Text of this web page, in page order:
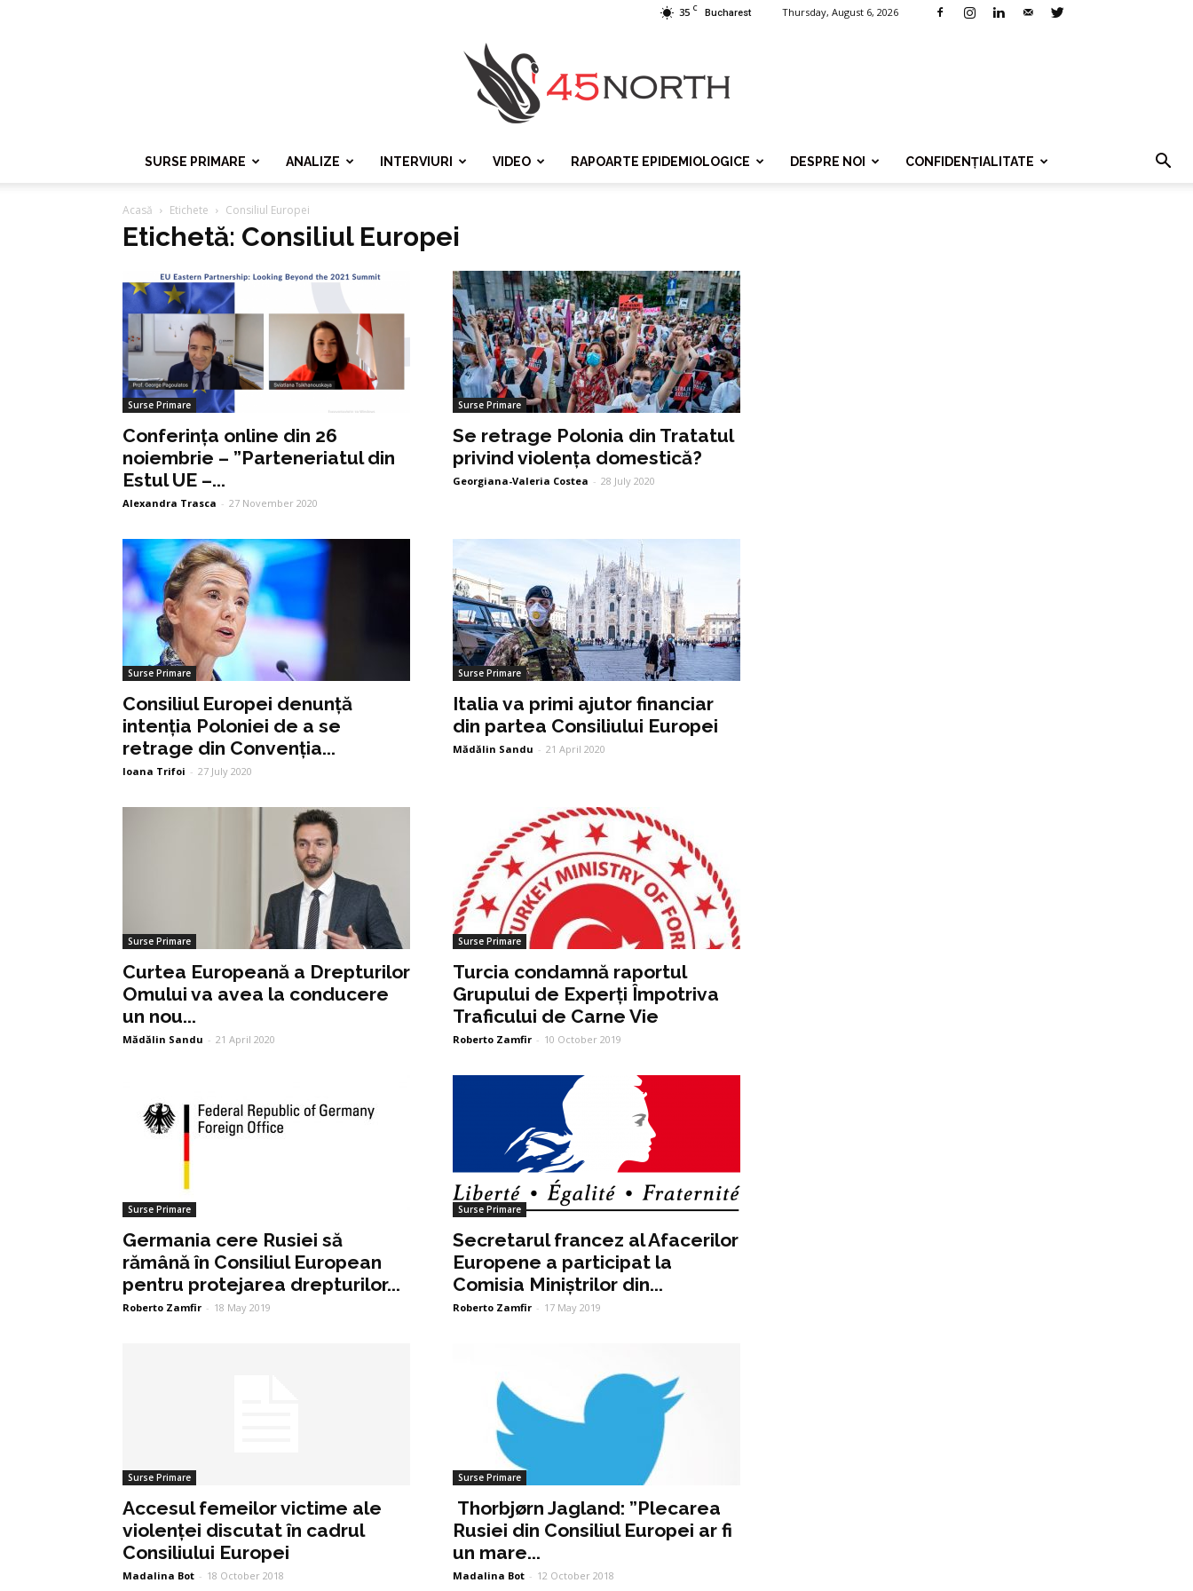
35 C Bucharest Thursday, August 6, 2026
SURSE PRIMARE ANALIZE INTERVIURI VIDEO RAPOARTE EPIDEMIOLOGICE DESPRE NOI CONFIDENȚIALITATE
Acasă Etichete Consiliul Europei
Etichetă: Consiliul Europei
Surse Primare
Conferința online din 26
noiembrie – ”Parteneriatul din
Estul UE –...
Alexandra Trasca - 27 November 2020
Surse Primare
Se retrage Polonia din Tratatul
privind violența domestică?
Georgiana-Valeria Costea - 28 July 2020
Surse Primare
Consiliul Europei denunță
intenția Poloniei de a se
retrage din Convenția...
Ioana Trifoi - 27 July 2020
Surse Primare
Italia va primi ajutor financiar
din partea Consiliului Europei
Mădălin Sandu - 21 April 2020
Surse Primare
Curtea Europeană a Drepturilor
Omului va avea la conducere
un nou...
Mădălin Sandu - 21 April 2020
Surse Primare
Turcia condamnă raportul
Grupului de Experți Împotriva
Traficului de Carne Vie
Roberto Zamfir - 10 October 2019
Surse Primare
Germania cere Rusiei să
rămână în Consiliul European
pentru protejarea drepturilor...
Roberto Zamfir - 18 May 2019
Surse Primare
Secretarul francez al Afacerilor
Europene a participat la
Comisia Miniștrilor din...
Roberto Zamfir - 17 May 2019
Surse Primare
Accesul femeilor victime ale
violenței discutat în cadrul
Consiliului Europei
Madalina Bot - 18 October 2018
Surse Primare
Thorbjørn Jagland: ”Plecarea
Rusiei din Consiliul Europei ar fi
un mare...
Madalina Bot - 12 October 2018